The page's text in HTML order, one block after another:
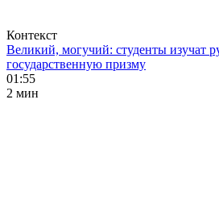
Контекст
Великий, могучий: студенты изучат
государственную призму
01:55
2 мин